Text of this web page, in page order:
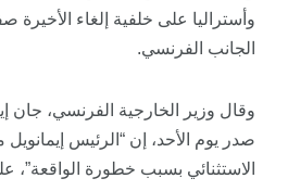
وأستراليا على خلفية إلغاء
الجانب الفرنسي.
وقال وزير الخارجية الفرنسي، جان
صدر يوم الأحد، إن “الرئيس إيمانويل
الاستثنائي بسبب خطورة الواقعة”،